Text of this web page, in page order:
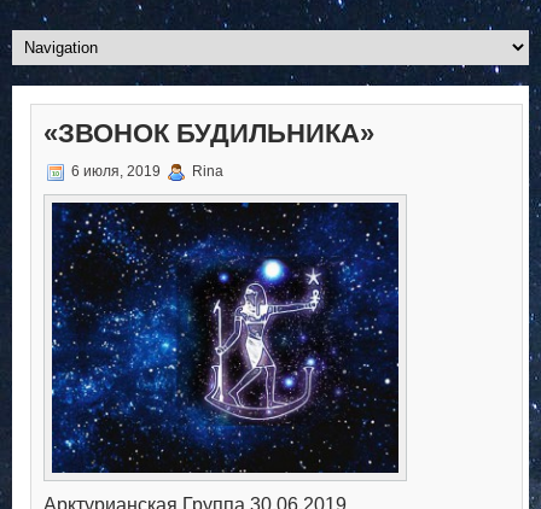
«ЗВОНОК БУДИЛЬНИКА»
6 июля, 2019 Rina
Арктурианская Группа 30.06.2019